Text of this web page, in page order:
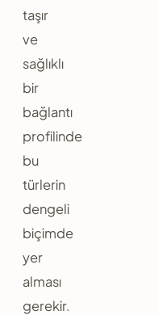
taşır
ve
sağlıklı
bir
bağlantı
profilinde
bu
türlerin
dengeli
biçimde
yer
alması
gerekir.